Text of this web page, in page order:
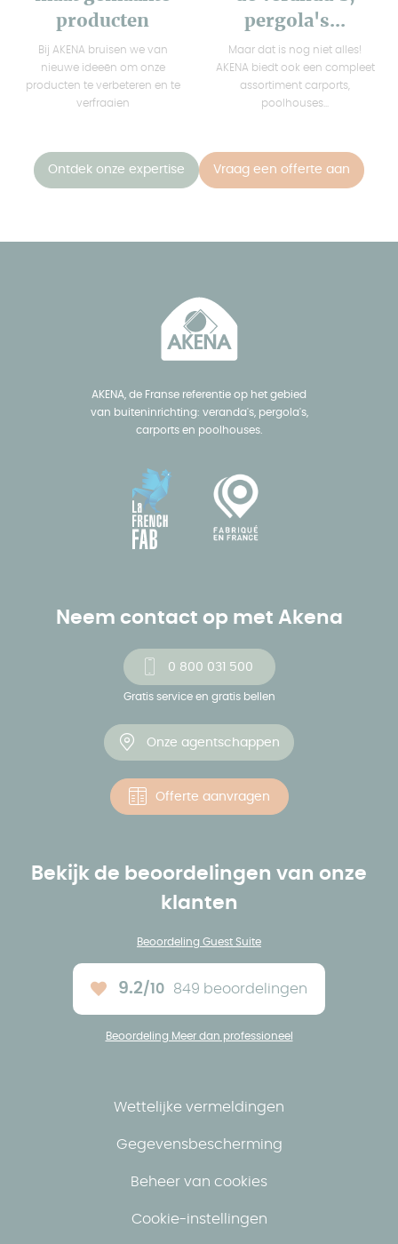
producten
Bij AKENA bruisen we van
nieuwe ideeën om onze
producten te verbeteren en te
verfraaien
pergola's...
Maar dat is nog niet alles!
AKENA biedt ook een compleet
assortiment carports,
poolhouses...
Ontdek onze expertise Vraag een offerte aan
AKENA, de Franse referentie op het gebied
van buiteninrichting: veranda's, pergola's,
carports en poolhouses.
Neem contact op met Akena
0 800 031 500
Gratis service en gratis bellen
Onze agentschappen
Offerte aanvragen
Bekijk de beoordelingen van onze
klanten
Beoordeling Guest Suite
Ons gemiddelde :
9.2/10 849 beoordelingen
Beoordeling Meer dan professioneel
Wettelijke vermeldingen
Gegevensbescherming
Beheer van cookies
Cookie-instellingen